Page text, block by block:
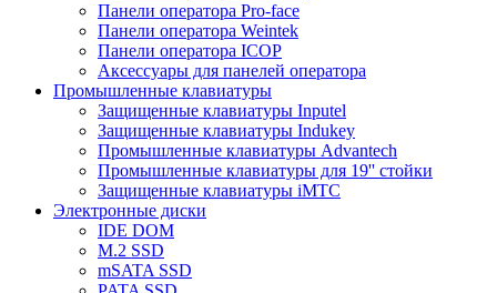
Панели оператора Pro-face
Панели оператора Weintek
Панели оператора ICOP
Аксессуары для панелей оператора
Промышленные клавиатуры
Защищенные клавиатуры Inputel
Защищенные клавиатуры Indukey
Промышленные клавиатуры Advantech
Промышленные клавиатуры для 19'' стойки
Защищенные клавиатуры iMTC
Электронные диски
IDE DOM
M.2 SSD
mSATA SSD